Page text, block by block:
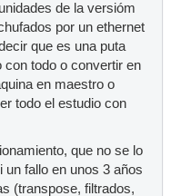
de la versióm
por un ethernet
que es una puta
con todo o convertir en
en maestro o
todo el estudio con
que no se lo
un fallo en unos 3 años
(transpose, filtrados,